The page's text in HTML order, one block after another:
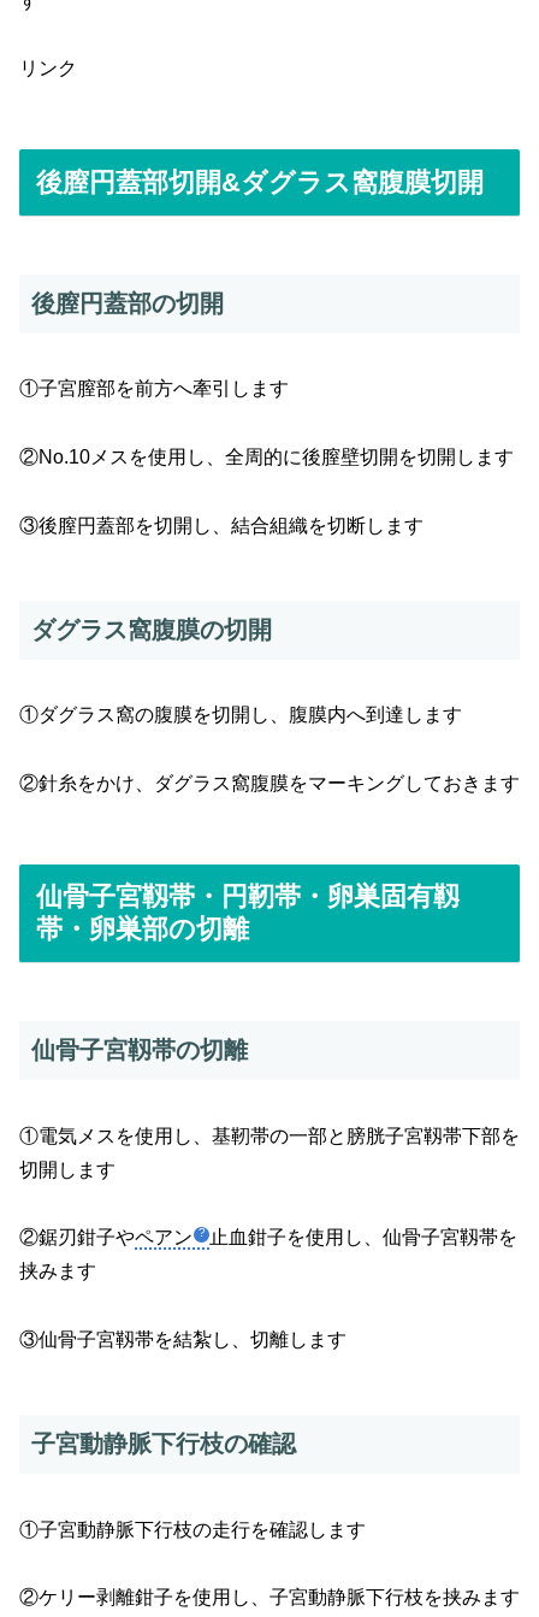
リンク
後膣円蓋部切開&ダグラス窩腹膜切開
後膣円蓋部の切開
①子宮膣部を前方へ牽引します
②No.10メスを使用し、全周的に後膣壁切開を切開します
③後膣円蓋部を切開し、結合組織を切断します
ダグラス窩腹膜の切開
①ダグラス窩の腹膜を切開し、腹膜内へ到達します
②針糸をかけ、ダグラス窩腹膜をマーキングしておきます
仙骨子宮靱帯・円靭帯・卵巣固有靱
帯・卵巣部の切離
仙骨子宮靱帯の切離
①電気メスを使用し、基靭帯の一部と膀胱子宮靱帯下部を
切開します
②鋸刃鉗子やペアン
止血鉗子を使用し、仙骨子宮靱帯を
挟みます
③仙骨子宮靱帯を結紮し、切離します
子宮動静脈下行枝の確認
①子宮動静脈下行枝の走行を確認します
②ケリー剥離鉗子を使用し、子宮動静脈下行枝を挟みます